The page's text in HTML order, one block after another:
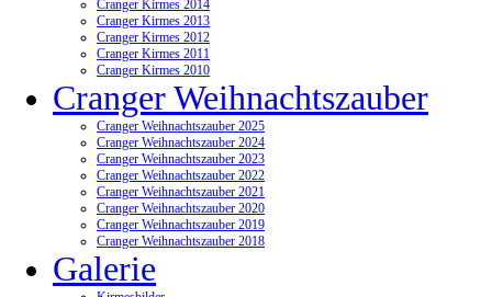
Cranger Kirmes 2014
Cranger Kirmes 2013
Cranger Kirmes 2012
Cranger Kirmes 2011
Cranger Kirmes 2010
Cranger Weihnachtszauber
Cranger Weihnachtszauber 2025
Cranger Weihnachtszauber 2024
Cranger Weihnachtszauber 2023
Cranger Weihnachtszauber 2022
Cranger Weihnachtszauber 2021
Cranger Weihnachtszauber 2020
Cranger Weihnachtszauber 2019
Cranger Weihnachtszauber 2018
Galerie